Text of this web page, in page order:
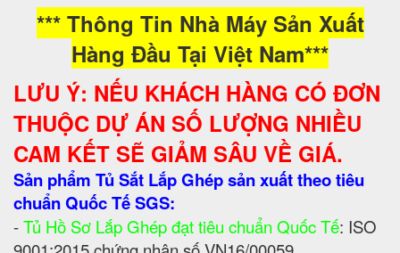
*** Thông Tin Nhà Máy Sản Xuất
Hàng Đầu Tại Việt Nam***
LƯU Ý: NẾU KHÁCH HÀNG CÓ ĐƠN
THUỘC DỰ ÁN SỐ LƯỢNG NHIỀU
CAM KẾT SẼ GIẢM SÂU VỀ GIÁ.
Sản phẩm Tủ Sắt Lắp Ghép sản xuất theo tiêu
chuẩn Quốc Tế SGS:
-Tủ Hồ Sơ Lắp Ghép đạt tiêu chuẩn Quốc Tế: ISO